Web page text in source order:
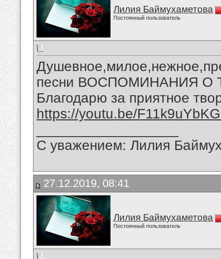
Лилия Баймухаметова
Постоянный пользователь
песни ВОСПОМИНАНИЯ О
Благодарю за приятное
https://youtu.be/
С уважением: Лилия
27.12.2019, 08:41
Лилия Баймухаметова
Постоянный пользователь